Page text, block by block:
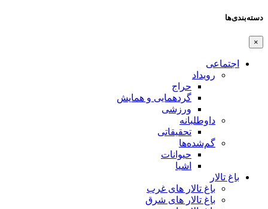
دسته‌بندی‌ها
×
اجتماعی
رویداد
حراج
گردهمایی و همایش
ورزشی
داوطلبانه
تحقیقاتی
گم‌شده‌ها
حیوانات
اشیا
باغ تالار
باغ تالار های غرب
باغ تالار های شرق